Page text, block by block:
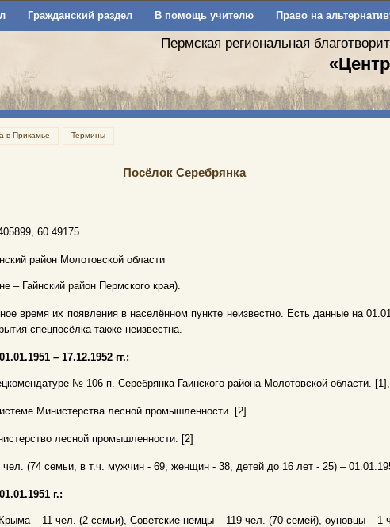
Гражданский раздел В помощь учителю Право на
Пермская региональная
в Прикамье Термины
Посёлок Серебрянка
60.49175
район Молотовской области
– Гайнский район Пермского края).
время их появления в населённом пункте неизвестно. Есть данные на
спецпосёлка также неизвестна.
– 17.12.1952 гг.:
№ 106 п. Серебрянка Гаинского района Молотовской области.
Министерства лесной промышленности. [2]
лесной промышленности. [2]
чел. (74 семьи, в т.ч. мужчин - 69, женщин - 38, детей до 16 лет - 25) –
г.:
– 11 чел. (2 семьи), Советские немцы – 119 чел. (70 семей), оуновцы –